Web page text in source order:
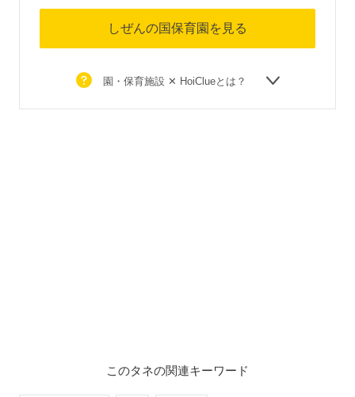
しぜんの国保育園を見る
園・保育施設 ✕ HoiClueとは？
このタネの関連キーワード